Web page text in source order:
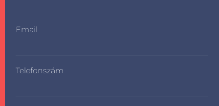
Email
Telefonszám